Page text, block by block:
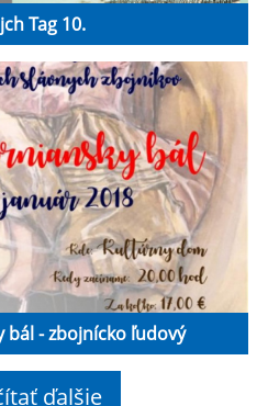
Tag 10.
bál - zbojnícko ľudový
ďalšie